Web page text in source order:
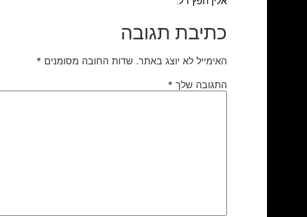
כתיבת תגובה
האימייל לא יוצג באתר. שדות החובה מסומנים *
התגובה שלך *